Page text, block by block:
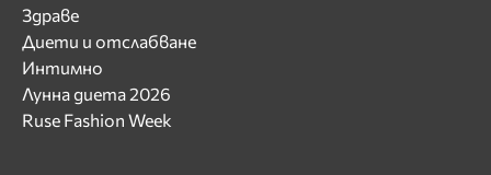
Здраве
Диети и отслабване
Интимно
Лунна диета 2026
Ruse Fashion Week